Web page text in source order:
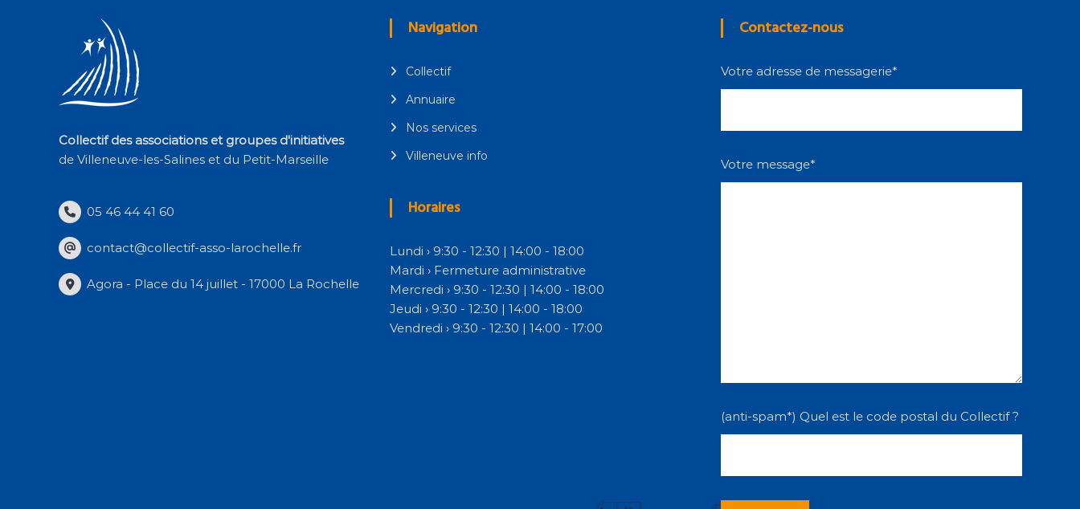
Collectif des associations et groupes d'initiatives
de Villeneuve-les-Salines et du Petit-Marseille
05 46 44 41 60
contact@collectif-asso-larochelle.fr
Agora - Place du 14 juillet - 17000 La Rochelle
Navigation
Collectif
Annuaire
Nos services
Villeneuve info
Horaires
Lundi › 9:30 - 12:30 | 14:00 - 18:00
Mardi › Fermeture administrative
Mercredi › 9:30 - 12:30 | 14:00 - 18:00
Jeudi › 9:30 - 12:30 | 14:00 - 18:00
Vendredi › 9:30 - 12:30 | 14:00 - 17:00
Contactez-nous
Votre adresse de messagerie*
Votre message*
(anti-spam*) Quel est le code postal du Collectif ?